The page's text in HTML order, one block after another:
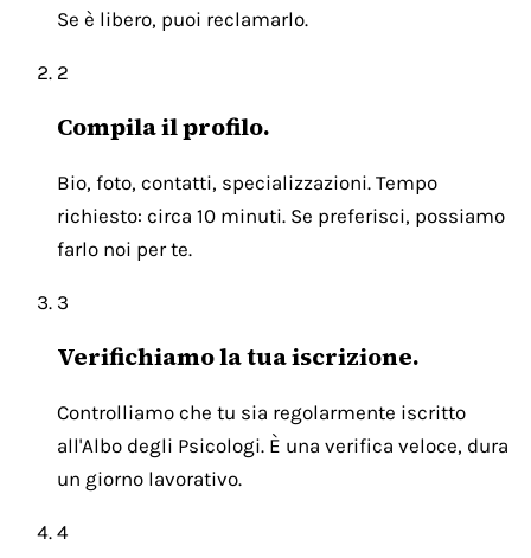
Se è libero, puoi reclamarlo.
2
Compila il profilo.
Bio, foto, contatti, specializzazioni. Tempo
richiesto: circa 10 minuti. Se preferisci, possiamo
farlo noi per te.
3
Verifichiamo la tua iscrizione.
Controlliamo che tu sia regolarmente iscritto
all'Albo degli Psicologi. È una verifica veloce, dura
un giorno lavorativo.
4